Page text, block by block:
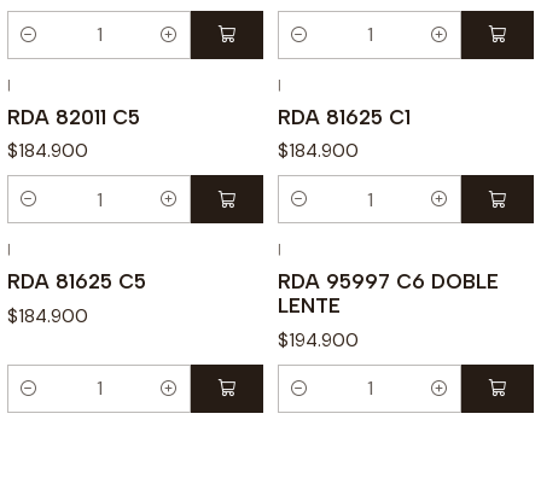
Cantidad Cantidad
|
RDA 82011 C5
$184.900
Cantidad
|
RDA 81625 C1
$184.900
Cantidad
|
RDA 81625 C5
$184.900
Cantidad
|
RDA 95997 C6 DOBLE
LENTE
$194.900
Cantidad